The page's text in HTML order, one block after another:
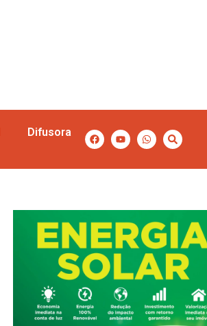
Difusora